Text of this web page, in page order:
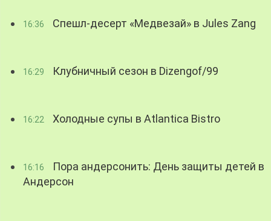
16:36 Спешл-десерт «Медвезай» в Jules Zang
16:29 Клубничный сезон в Dizengof/99
16:22 Холодные супы в Atlantica Bistro
16:16
Пора андерсонить: День защиты детей в
Андерсон